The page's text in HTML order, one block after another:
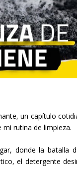
un capítulo
rutina de limpieza.
donde la batalla
el detergente